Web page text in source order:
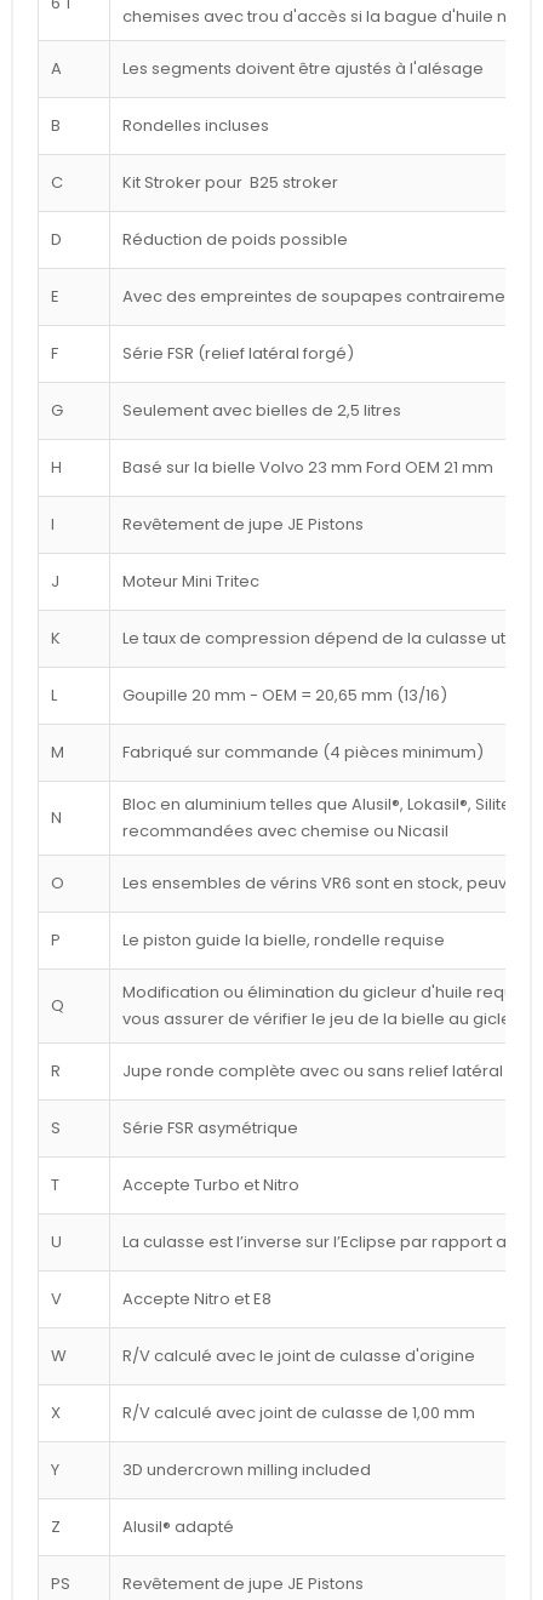
chemises avec trou d'accès si la bague d'huile
A Les segments doivent être ajustés à l'alésage
B Rondelles incluses
C Kit Stroker pour B25 stroker
D Réduction de poids possible
E Avec des empreintes de soupapes contrairement à
F Série FSR (relief latéral forgé)
G Seulement avec bielles de 2,5 litres
H Basé sur la bielle Volvo 23 mm Ford OEM 21 mm
I Revêtement de jupe JE Pistons
J Moteur Mini Tritec
K Le taux de compression dépend de la culasse
L Goupille 20 mm - OEM = 20,65 mm (13/16)
M Fabriqué sur commande (4 pièces minimum)
N
Bloc en aluminium telles que Alusil®, Lokasil®, Silitec®,
recommandées avec chemise ou Nicasil
O Les ensembles de vérins VR6 sont en stock, peuvent
P Le piston guide la bielle, rondelle requise
Q
Modification ou élimination du gicleur d'huile
vous assurer de vérifier le jeu de la bielle au gicleur
R Jupe ronde complète avec ou sans relief latéral
S Série FSR asymétrique
T Accepte Turbo et Nitro
U La culasse est l’inverse sur l’Eclipse par rapport au
V Accepte Nitro et E8
W R/V calculé avec le joint de culasse d'origine
X R/V calculé avec joint de culasse de 1,00 mm
Y 3D undercrown milling included
Z Alusil® adapté
PS Revêtement de jupe JE Pistons